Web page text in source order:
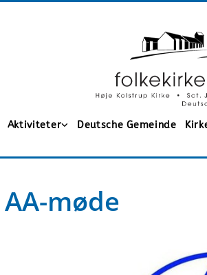
Aktiviteter Deutsche Gemeinde
AA-møde